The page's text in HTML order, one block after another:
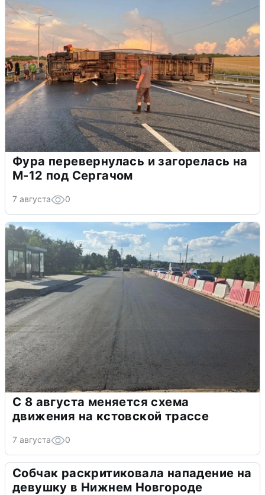
Фура перевернулась и загорелась на
М-12 под Сергачом
7 августа 0
С 8 августа меняется схема
движения на кстовской трассе
7 августа 0
Собчак раскритиковала нападение на
девушку в Нижнем Новгороде